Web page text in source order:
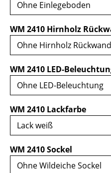
WM 2410 Hirnholz
WM 2410 LED-
WM 2410 Lackfarbe
WM 2410 Sockel